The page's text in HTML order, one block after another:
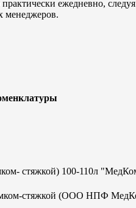
ежедневно,
менеджеров.
стяжкой) 100-110л
стяжкой (ООО НПФ